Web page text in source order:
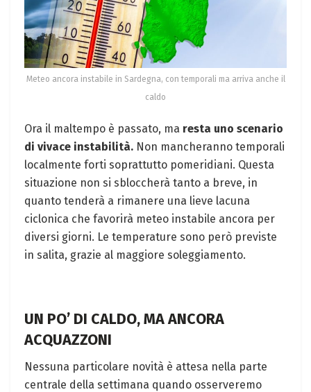
Meteo ancora instabile in Sardegna, con temporali ma arriva anche il
caldo
Ora il maltempo è passato, ma resta uno scenario
di vivace instabilità. Non mancheranno temporali
localmente forti soprattutto pomeridiani. Questa
situazione non si sbloccherà tanto a breve, in
quanto tenderà a rimanere una lieve lacuna
ciclonica che favorirà meteo instabile ancora per
diversi giorni. Le temperature sono però previste
in salita, grazie al maggiore soleggiamento.
UN PO’ DI CALDO, MA ANCORA
ACQUAZZONI
Nessuna particolare novità è attesa nella parte
centrale della settimana quando osserveremo